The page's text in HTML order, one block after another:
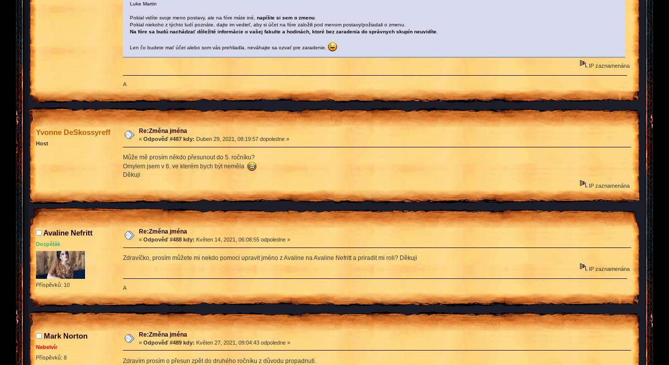
Luke Martin
Pokial vidíte svoje meno postavy, ale na fóre máte iné, napíšte si sem o zmenu.
Pokial niekoho z týchto ludí poznáte, dajte im vedieť, aby si účet na fóre založili pod menom postavy/požiadali o zmenu.
Na fóre sa budú nachádzať dôležité informácie o vašej fakulte a hodinách, ktoré bez zaradenia do správnych skupín neuvidíte.
Len čo budete mať účet alebo som vás prehliadla, neváhajte sa ozvať pre zaradenie.
IP zaznamenána
A
Yvonne DeSkossyreff
Host
Re:Změna jména
« Odpověď #487 kdy: Duben 29, 2021, 08:19:57 dopoledne »
Může mě prosím někdo přesunout do 5. ročníku?
Omylem jsem v 6. ve kterém bych být neměla
Děkuji
IP zaznamenána
Avaline Nefritt
Dospělák
Příspěvků: 10
Re:Změna jména
« Odpověď #488 kdy: Květen 14, 2021, 06:08:55 odpoledne »
Zdravíčko, prosím můžete mi nekdo pomoci upravit jméno z Avaline na Avaline Nefritt a priradit mi roli? Děkuji
IP zaznamenána
A
Mark Norton
Nebelvír
Příspěvků: 8
Re:Změna jména
« Odpověď #489 kdy: Květen 27, 2021, 09:04:43 odpoledne »
Zdravím prosím o přesun zpět do druhého ročníku z důvodu propadnutí.